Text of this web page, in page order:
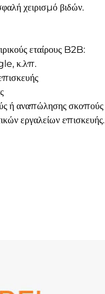
χειρισμό βιδών.
εταίρους B2B:
κ.λπ.
ή αναπώλησης σκοπούς
εργαλείων επισκευής.